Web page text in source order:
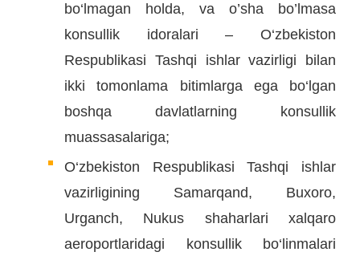
bo‘lmagan holda, va o’sha bo’lmasa
konsullik idoralari – O‘zbekiston
Respublikasi Tashqi ishlar vazirligi bilan
ikki tomonlama bitimlarga ega bo‘lgan
boshqa davlatlarning konsullik
muassasalariga;
O‘zbekiston Respublikasi Tashqi ishlar
vazirligining Samarqand, Buxoro,
Urganch, Nukus shaharlari xalqaro
aeroportlaridagi konsullik bo‘linmalari